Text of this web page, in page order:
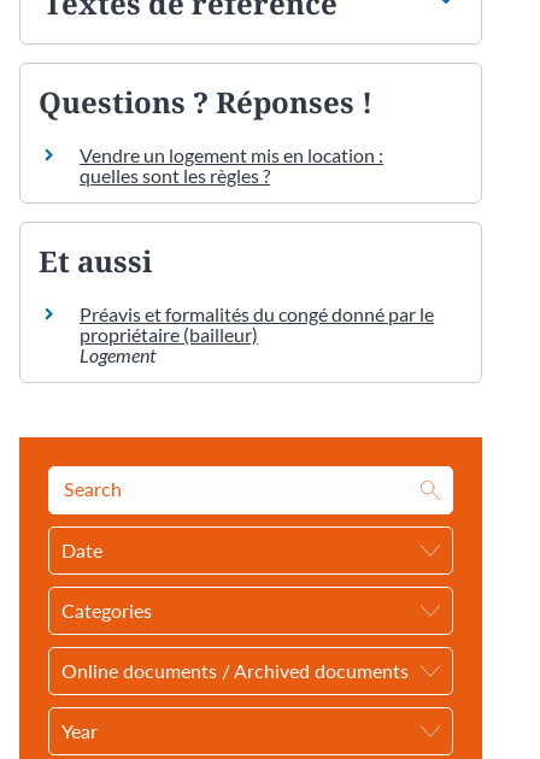
Questions ? Réponses !
Vendre un logement mis en location :
quelles sont les règles ?
Et aussi
Préavis et formalités du congé donné par le
propriétaire (bailleur)
Logement